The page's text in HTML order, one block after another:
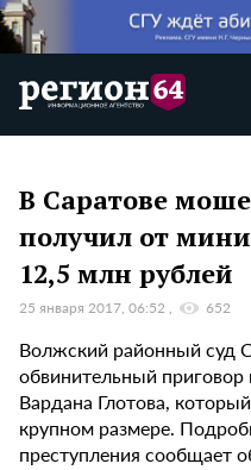
В Саратове
получил от
12,5 млн рублей
25 января 2017, 06:52 652
Волжский районный суд
обвинительный
Вардана Глотова,
крупном размере.
преступления сообщает